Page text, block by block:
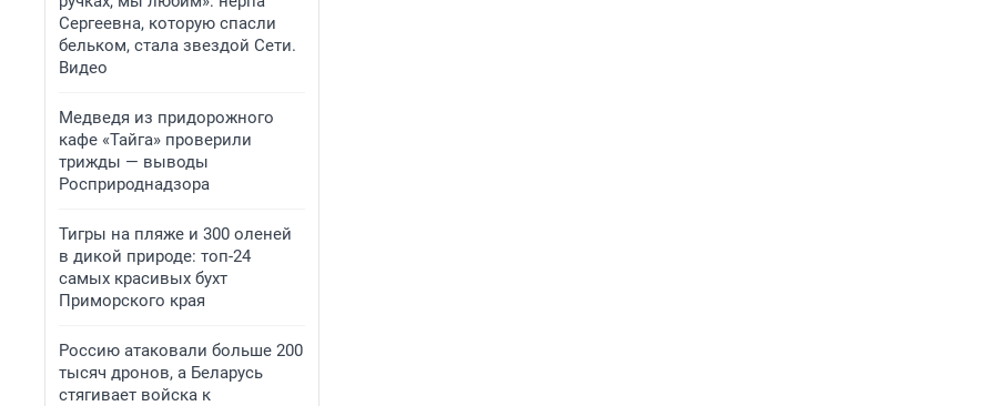
Сергеевна, которую спасли
бельком, стала звездой Сети.
Видео
Медведя из придорожного
кафе «Тайга» проверили
трижды — выводы
Росприроднадзора
Тигры на пляже и 300 оленей
в дикой природе: топ-24
самых красивых бухт
Приморского края
Россию атаковали больше 200
тысяч дронов, а Беларусь
стягивает войска к